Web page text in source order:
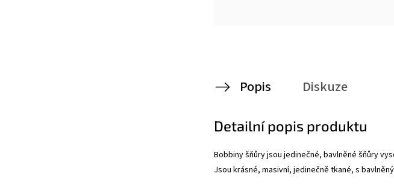
Popis Diskuze
Detailní popis produktu
Bobbiny šňůry jsou jedinečné, bavlněné šňůry
Jsou krásné, masivní, jedinečně tkané, s